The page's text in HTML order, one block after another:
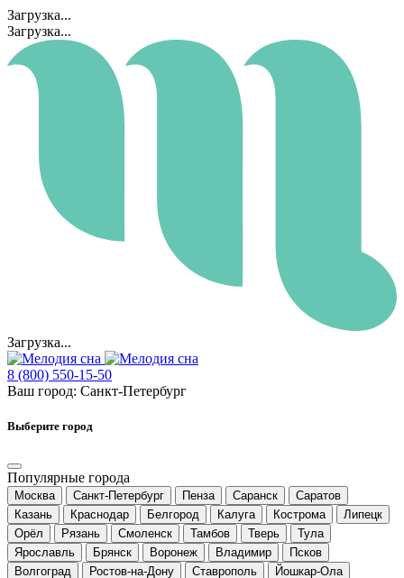
Загрузка...
Загрузка...
Загрузка...
8 (800) 550-15-50
Ваш город: Санкт-Петербург
Выберите город
Популярные города
Москва Санкт-Петербург Пенза Саранск
Саратов
Казань
Краснодар Белгород Калуга Кострома
Липецк
Орёл
Рязань Смоленск Тамбов Тверь
Тула
Ярославль
Брянск Воронеж Владимир
Псков
Волгоград
Ростов-на-Дону Ставрополь
Йошкар-Ола